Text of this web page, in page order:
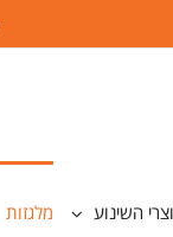
השינוע מלגזות